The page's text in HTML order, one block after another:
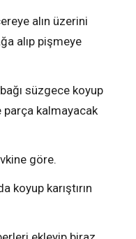
alın üzerini
alıp pişmeye
süzgece koyup
kalmayacak
göre.
koyup karıştırın